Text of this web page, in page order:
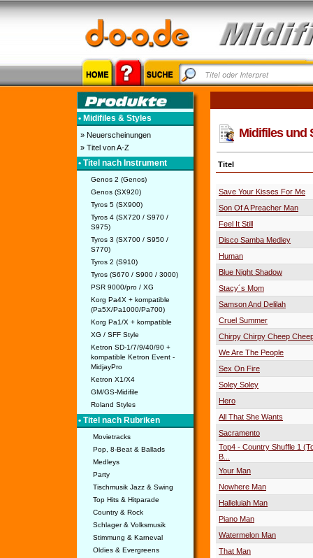
• Midifiles & Styles
» Neuerscheinungen
» Titel von A-Z
• Titel nach Instrument
Genos 2 (Genos)
Genos (SX920)
Tyros 5 (SX900)
Tyros 4 (SX720 / S970 /
S975)
Tyros 3 (SX700 / S950 /
S770)
Tyros 2 (S910)
Tyros (S670 / S900 / 3000)
PSR 9000/pro / XG
Korg Pa4X + kompatible
(Pa5X/Pa1000/Pa700)
Korg Pa1/X + kompatible
XG / SFF Style
Ketron SD-1/7/9/40/90 +
kompatible Ketron Event -
MidjayPro
Ketron X1/X4
GM/GS-Midifile
Roland Styles
• Titel nach Rubriken
Movietracks
Pop, 8-Beat & Ballads
Medleys
Party
Tischmusik Jazz & Swing
Top Hits & Hitparade
Country & Rock
Schlager & Volksmusik
Stimmung & Karneval
Oldies & Evergreens
Midifiles und
Titel
Save Your Kisses For Me
Son Of A Preacher Man
Feel It Still
Disco Samba Medley
Human
Blue Night Shadow
Stacy´s Mom
Samson And Delilah
Cruel Summer
Chirpy Chirpy Cheep
We Are The People
Sex On Fire
Soley Soley
Hero
All That She Wants
Sacramento
Top4 - Country Shuffle 1
B...
Your Man
Nowhere Man
Halleluiah Man
Piano Man
Watermelon Man
That Man